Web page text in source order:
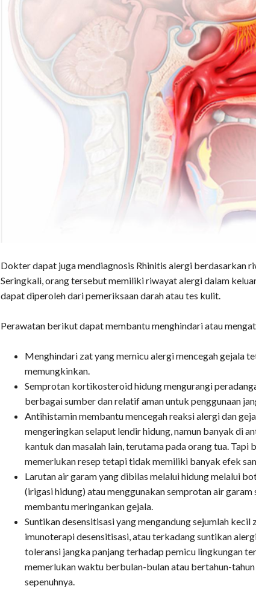
Dokter dapat juga mendiagnosis Rhinitis alergi berdasarkan
Seringkali, orang tersebut memiliki riwayat alergi dalam
dapat diperoleh dari pemeriksaan darah atau tes kulit.
Perawatan berikut dapat membantu menghindari atau
Menghindari zat yang memicu alergi mencegah gejala
memungkinkan.
Semprotan kortikosteroid hidung mengurangi
berbagai sumber dan relatif aman untuk penggunaan
Antihistamin membantu mencegah reaksi alergi dan
mengeringkan selaput lendir hidung, namun banyak di
kantuk dan masalah lain, terutama pada orang tua.
memerlukan resep tetapi tidak memiliki banyak efek
Larutan air garam yang dibilas melalui hidung melalui
(irigasi hidung) atau menggunakan semprotan air
membantu meringankan gejala.
Suntikan desensitisasi yang mengandung sejumlah
imunoterapi desensitisasi, atau terkadang suntikan
toleransi jangka panjang terhadap pemicu lingkungan
memerlukan waktu berbulan-bulan atau bertahun-
sepenuhnya.